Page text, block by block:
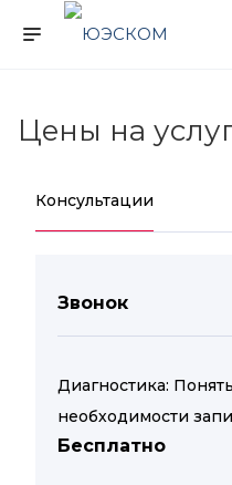
Цены на
Консультации
Звонок
Диагностика:
необходимости
Бесплатно